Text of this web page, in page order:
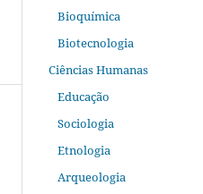
Bioquímica
Biotecnologia
Ciências Humanas
Educação
Sociologia
Etnologia
Arqueologia